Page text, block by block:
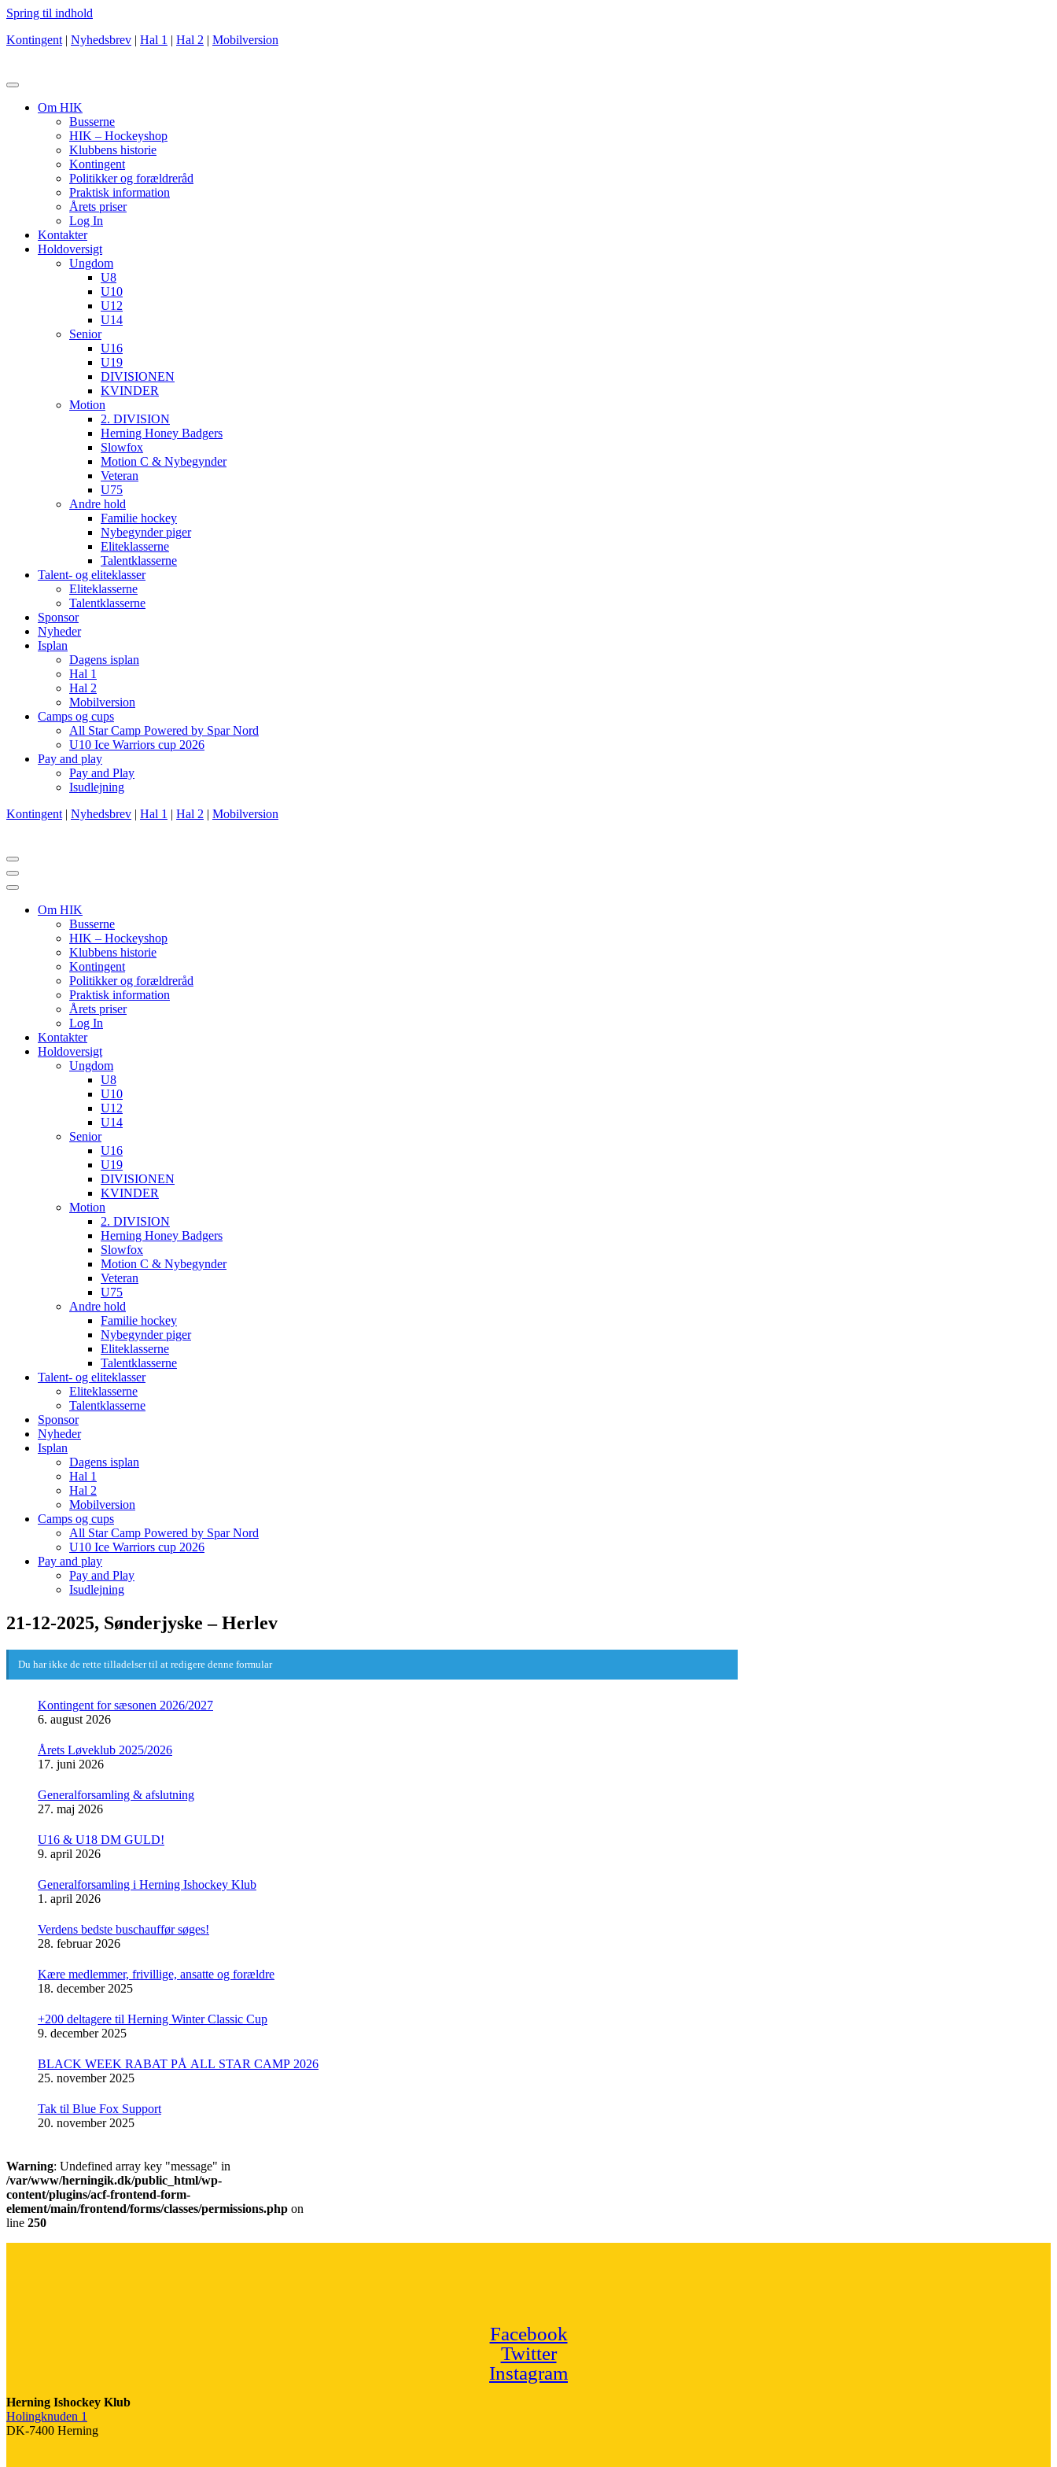
Spring til indhold
Kontingent | Nyhedsbrev | Hal 1 | Hal 2 | Mobilversion
Om HIK
Busserne
HIK – Hockeyshop
Klubbens historie
Kontingent
Politikker og forældreråd
Praktisk information
Årets priser
Log In
Kontakter
Holdoversigt
Ungdom
U8
U10
U12
U14
Senior
U16
U19
DIVISIONEN
KVINDER
Motion
2. DIVISION
Herning Honey Badgers
Slowfox
Motion C & Nybegynder
Veteran
U75
Andre hold
Familie hockey
Nybegynder piger
Eliteklasserne
Talentklasserne
Talent- og eliteklasser
Eliteklasserne
Talentklasserne
Sponsor
Nyheder
Isplan
Dagens isplan
Hal 1
Hal 2
Mobilversion
Camps og cups
All Star Camp Powered by Spar Nord
U10 Ice Warriors cup 2026
Pay and play
Pay and Play
Isudlejning
Kontingent | Nyhedsbrev | Hal 1 | Hal 2 | Mobilversion
Navigation
menu
Navigation
menu
Om HIK
Busserne
HIK – Hockeyshop
Klubbens historie
Kontingent
Politikker og forældreråd
Praktisk information
Årets priser
Log In
Kontakter
Holdoversigt
Ungdom
U8
U10
U12
U14
Senior
U16
U19
DIVISIONEN
KVINDER
Motion
2. DIVISION
Herning Honey Badgers
Slowfox
Motion C & Nybegynder
Veteran
U75
Andre hold
Familie hockey
Nybegynder piger
Eliteklasserne
Talentklasserne
Talent- og eliteklasser
Eliteklasserne
Talentklasserne
Sponsor
Nyheder
Isplan
Dagens isplan
Hal 1
Hal 2
Mobilversion
Camps og cups
All Star Camp Powered by Spar Nord
U10 Ice Warriors cup 2026
Pay and play
Pay and Play
Isudlejning
21-12-2025, Sønderjyske – Herlev
Du har ikke de rette tilladelser til at redigere denne formular
Kontingent for sæsonen 2026/2027
6. august 2026
Årets Løveklub 2025/2026
17. juni 2026
Generalforsamling & afslutning
27. maj 2026
U16 & U18 DM GULD!
9. april 2026
Generalforsamling i Herning Ishockey Klub
1. april 2026
Verdens bedste buschauffør søges!
28. februar 2026
Kære medlemmer, frivillige, ansatte og forældre
18. december 2025
+200 deltagere til Herning Winter Classic Cup
9. december 2025
BLACK WEEK RABAT PÅ ALL STAR CAMP 2026
25. november 2025
Tak til Blue Fox Support
20. november 2025
Warning: Undefined array key "message" in
/var/www/herningik.dk/public_html/wp-
content/plugins/acf-frontend-form-
element/main/frontend/forms/classes/permissions.php on
line 250
Facebook
Twitter
Instagram
Herning Ishockey Klub
Holingknuden 1
DK-7400 Herning